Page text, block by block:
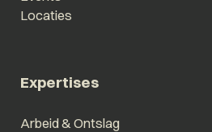
Locaties
Expertises
Arbeid & Ontslag